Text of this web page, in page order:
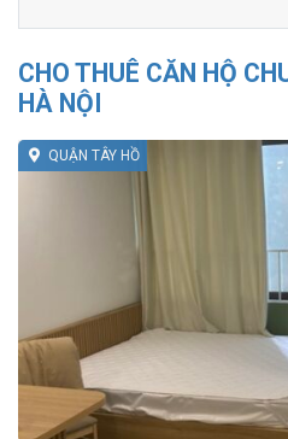
CHO THUÊ CĂN HỘ
HÀ NỘI
QUẬN TÂY HỒ